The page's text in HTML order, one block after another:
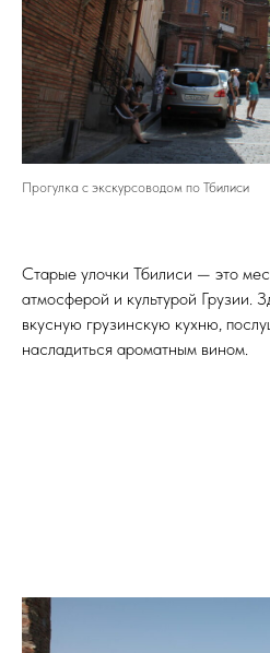
Прогулка с экскурсоводом по Тбилиси
Старые улочки Тбилиси — это
атмосферой и культурой Грузии.
вкусную грузинскую кухню,
насладиться ароматным вином.